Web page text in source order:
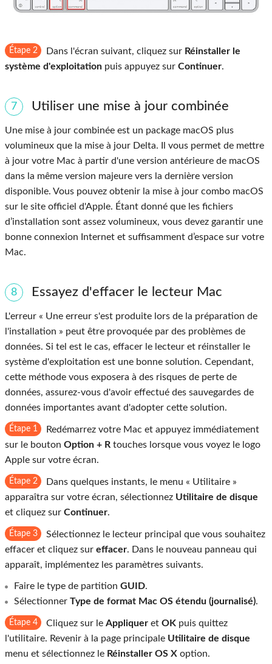
Étape 2 Dans l'écran suivant, cliquez sur Réinstaller le
système d'exploitation puis appuyez sur Continuer.
7 Utiliser une mise à jour combinée
Une mise à jour combinée est un package macOS plus
volumineux que la mise à jour Delta. Il vous permet de mettre
à jour votre Mac à partir d'une version antérieure de macOS
dans la même version majeure vers la dernière version
disponible. Vous pouvez obtenir la mise à jour combo macOS
sur le site officiel d'Apple. Étant donné que les fichiers
d’installation sont assez volumineux, vous devez garantir une
bonne connexion Internet et suffisamment d’espace sur votre
Mac.
8 Essayez d'effacer le lecteur Mac
L'erreur « Une erreur s'est produite lors de la préparation de
l'installation » peut être provoquée par des problèmes de
données. Si tel est le cas, effacer le lecteur et réinstaller le
système d'exploitation est une bonne solution. Cependant,
cette méthode vous exposera à des risques de perte de
données, assurez-vous d'avoir effectué des sauvegardes de
données importantes avant d'adopter cette solution.
Étape 1
Redémarrez votre Mac et appuyez immédiatement
sur le bouton Option + R touches lorsque vous voyez le logo
Apple sur votre écran.
Étape 2
Dans quelques instants, le menu « Utilitaire »
apparaîtra sur votre écran, sélectionnez Utilitaire de disque
et cliquez sur Continuer.
Étape 3
Sélectionnez le lecteur principal que vous souhaitez
effacer et cliquez sur effacer. Dans le nouveau panneau qui
apparaît, implémentez les paramètres suivants.
Faire le type de partition GUID.
Sélectionner Type de format Mac OS étendu (journalisé).
Étape 4 Cliquez sur le Appliquer et OK puis quittez
l'utilitaire. Revenir à la page principale Utilitaire de disque
menu et sélectionnez le Réinstaller OS X option.